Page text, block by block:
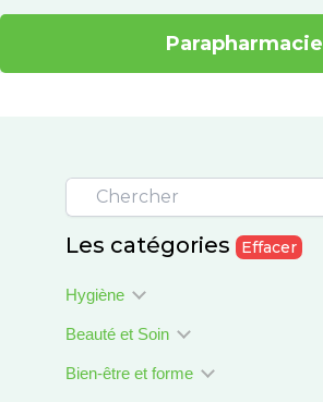
Parapharmacie
Les catégories Effacer
Hygiène
Beauté et Soin
Bien-être et forme